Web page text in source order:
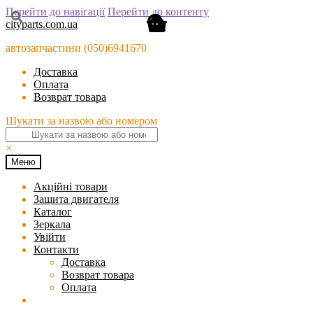
Перейти до навігації Перейти до контенту
cityparts.com.ua
автозапчастини (050)6941670
Доставка
Оплата
Возврат товара
Шукати за назвою або номером
×
Меню
Акційні товари
Защита двигателя
Каталог
Зеркала
Увійти
Контакти
Доставка
Возврат товара
Оплата